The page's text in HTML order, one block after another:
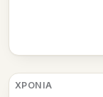
ΧΡΟΝΙΆ